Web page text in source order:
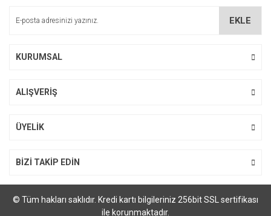
EKLE
KURUMSAL
ALIŞVERİŞ
ÜYELİK
BİZİ TAKİP EDİN
© Tüm hakları saklıdır. Kredi kartı bilgileriniz 256bit SSL sertifikası
ile korunmaktadır.